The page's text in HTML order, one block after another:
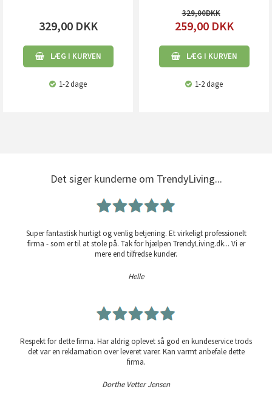
329,00 DKK
LÆG I KURVEN
1-2 dage
329,00
259,00 DKK
LÆG I KURVEN
1-2 dage
Det siger kunderne om TrendyLiving...
Super fantastisk hurtigt og venlig betjening. Et virkeligt professionelt
firma - som er til at stole på. Tak for hjælpen TrendyLiving.dk... Vi er
mere end tilfredse kunder.
Helle
Respekt for dette firma. Har aldrig oplevet så god en kundeservice trods
det var en reklamation over leveret varer. Kan varmt anbefale dette
firma.
Dorthe Vetter Jensen